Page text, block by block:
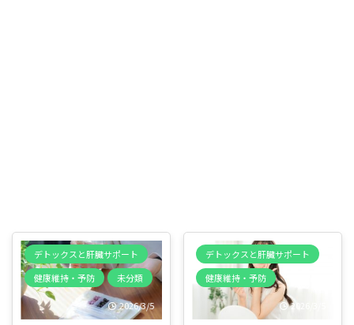
デトックスと肝臓サポート
健康維持・予防
未分類
2026/3/5
デトックスと肝臓サポート
健康維持・予防
2026/3/5